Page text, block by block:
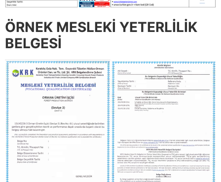
ÖRNEK MESLEKİ YETERLİLİK
BELGESİ